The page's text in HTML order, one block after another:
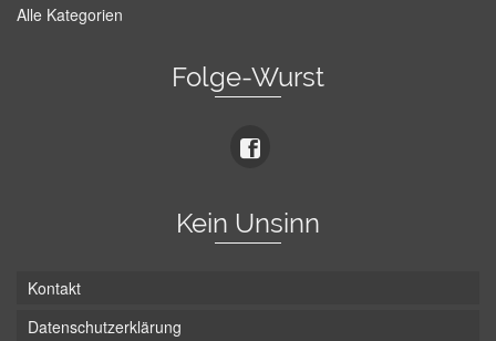
Alle Kategorien
Folge-Wurst
Kein Unsinn
Kontakt
Datenschutzerklärung